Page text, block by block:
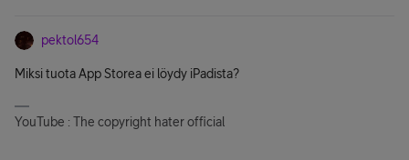
pektol654
Miksi tuota App Storea ei löydy iPadista?
YouTube : The copyright hater official